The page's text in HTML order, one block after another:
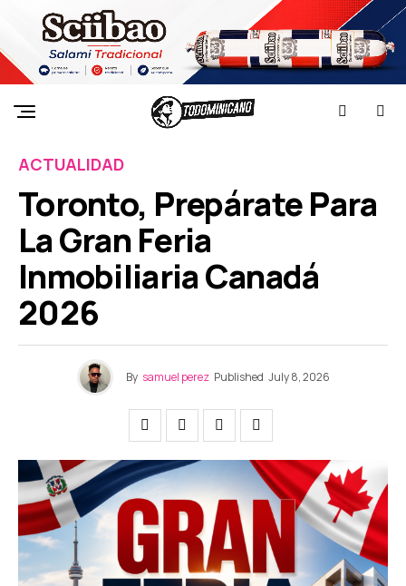
ACTUALIDAD
Toronto, Prepárate Para
La Gran Feria
Inmobiliaria Canadá
2026
By samuel perez Published July 8, 2026